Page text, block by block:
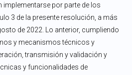
implementarse por parte de los
3 de la presente resolución, a más
de 2022. Lo anterior, cumpliendo
y mecanismos técnicos y
transmisión y validación y
y funcionalidades de